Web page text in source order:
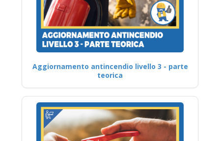
Aggiornamento antincendio livello 3 - parte
teorica